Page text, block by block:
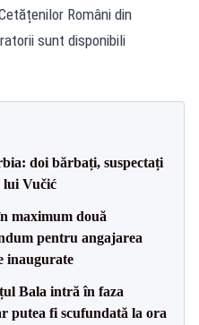
Români din
sunt disponibili
doi bărbați, suspectați
lui Vučić
maximum două
pentru angajarea
inaugurate
Bala intră în faza
putea fi scufundată la ora